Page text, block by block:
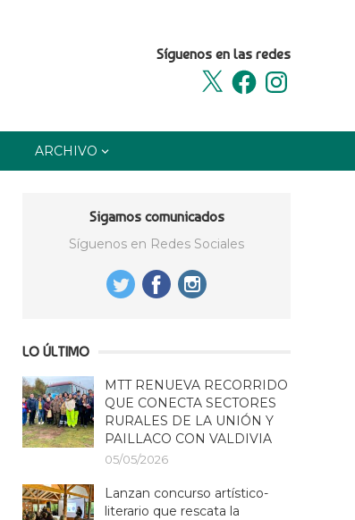
Síguenos en las redes
X
FacebookInstagram
ARCHIVO
Sigamos comunicados
Síguenos en Redes Sociales
LO ÚLTIMO
MTT RENUEVA RECORRIDO
QUE CONECTA SECTORES
RURALES DE LA UNIÓN Y
PAILLACO CON VALDIVIA
05/05/2026
Lanzan concurso artístico-
literario que rescata la